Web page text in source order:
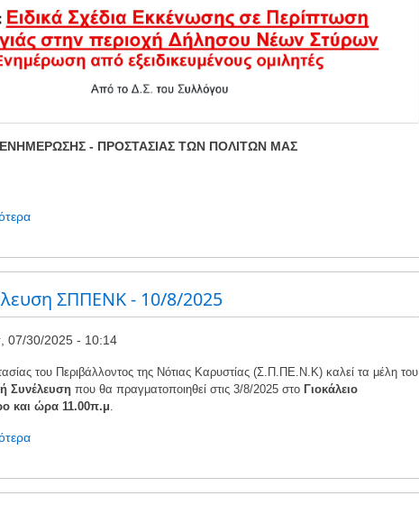
- ΠΡΟΣΤΑΣΙΑΣ ΤΩΝ ΠΟΛΙΤΩΝ ΜΑΣ
για
ΠΡΟΣΚΛΗΣΗ
ΕΝΗΜΕΡΩΣΗΣ
ΠΡΟΣΤΑΣΙΑΣ
ΠΕΡΙΠΤΩΣΗ
ΠΥΡΚΑΓΙΑΣ
ΣΠΠΕΝΚ - 10/8/2025
07/30/2025 - 10:14
του Περιβάλλοντος της Νότιας Καρυστίας (Σ.Π.ΠΕ.Ν.Κ) καλεί τα μέλη του
Συνέλευσηπου θα πραγματοποιηθεί στις 3/8/2025 στο Γιοκάλειο
και ώρα 11.00π.μ.
για
Γενική
Συνέλευση